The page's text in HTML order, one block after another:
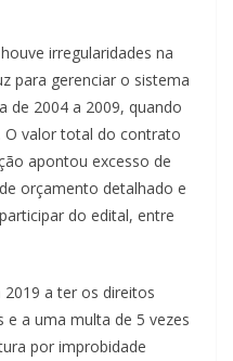
irregularidades na
para gerenciar o sistema
de 2004 a 2009, quando
O valor total do contrato
apontou excesso de
orçamento detalhado e
do edital, entre
2019 a ter os direitos
a uma multa de 5 vezes
por improbidade